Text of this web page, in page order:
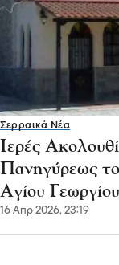
Σερραικά Νέα
Ιερές
Πανηγύρεως
Αγίου Γεωργίου
16 Απρ 2026, 23:19